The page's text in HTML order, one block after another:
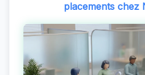
placements chez